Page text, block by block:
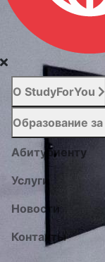
О StudyForYou
Образование
Абитуриенту
Услуги
Новости
Контакты